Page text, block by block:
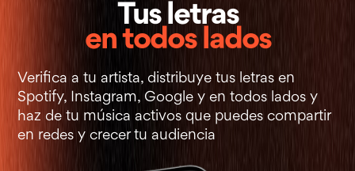
Tus letras
en todos lados
Verifica a tu artista, distribuye tus letras en
Spotify, Instagram, Google y en todos lados y
haz de tu música activos que puedes compartir
en redes y crecer tu audiencia